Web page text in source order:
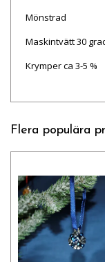
Mönstrad
Maskintvätt 30
Krymper ca 3-5 %
Flera populära